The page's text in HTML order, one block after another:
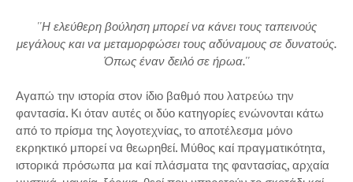
''Η ελεύθερη βούληση μπορεί να κάνει τους ταπεινούς
μεγάλους και να μεταμορφώσει τους αδύναμους σε δυνατούς.
Όπως έναν δειλό σε ήρωα.''
Αγαπώ την ιστορία στον ίδιο βαθμό που λατρεύω την
φαντασία. Κι όταν αυτές οι δύο κατηγορίες ενώνονται κάτω
από το πρίσμα της λογοτεχνίας, το αποτέλεσμα μόνο
εκρηκτικό μπορεί να θεωρηθεί. Μύθος καί πραγματικότητα,
ιστορικά πρόσωπα μα καί πλάσματα της φαντασίας, αρχαία